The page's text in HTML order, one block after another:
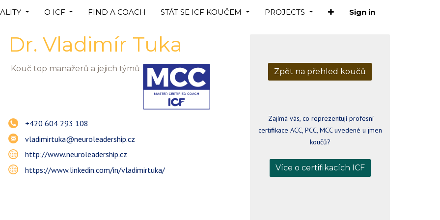
O ICF FIND A COACH STÁT SE ICF KOUČEM PROJECTS Sign in
Dr. Vladimír Tuka
Kouč top manažerů a jejich týmů
+420 604 293 108
vladimirtuka@neuroleadership.cz
http://www.neuroleadership.cz
https://www.linkedin.com/in/vladimirtuka/
Zpět na přehled koučů
Zajímá vás, co reprezentují profesní
certifikace ACC, PCC, MCC uvedené u jmen
koučů?
Více o certifikacích ICF